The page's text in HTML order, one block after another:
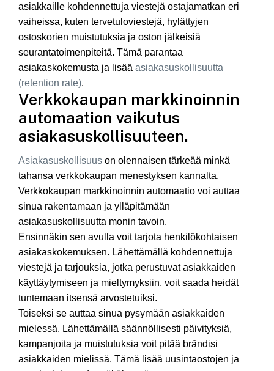
asiakkaille kohdennettuja viestejä ostajamatkan eri
vaiheissa, kuten tervetuloviestejä, hylättyjen
ostoskorien muistutuksia ja oston jälkeisiä
seurantatoimenpiteitä. Tämä parantaa
asiakaskokemusta ja lisää asiakasuskollisuutta
(retention rate).
Verkkokaupan markkinoinnin
automaation vaikutus
asiakasuskollisuuteen.
Asiakasuskollisuus on olennaisen tärkeää minkä
tahansa verkkokaupan menestyksen kannalta.
Verkkokaupan markkinoinnin automaatio voi auttaa
sinua rakentamaan ja ylläpitämään
asiakasuskollisuutta monin tavoin.
Ensinnäkin sen avulla voit tarjota henkilökohtaisen
asiakaskokemuksen. Lähettämällä kohdennettuja
viestejä ja tarjouksia, jotka perustuvat asiakkaiden
käyttäytymiseen ja mieltymyksiin, voit saada heidät
tuntemaan itsensä arvostetuiksi.
Toiseksi se auttaa sinua pysymään asiakkaiden
mielessä. Lähettämällä säännöllisesti päivityksiä,
kampanjoita ja muistutuksia voit pitää brändisi
asiakkaiden mielissä. Tämä lisää uusintaostojen ja